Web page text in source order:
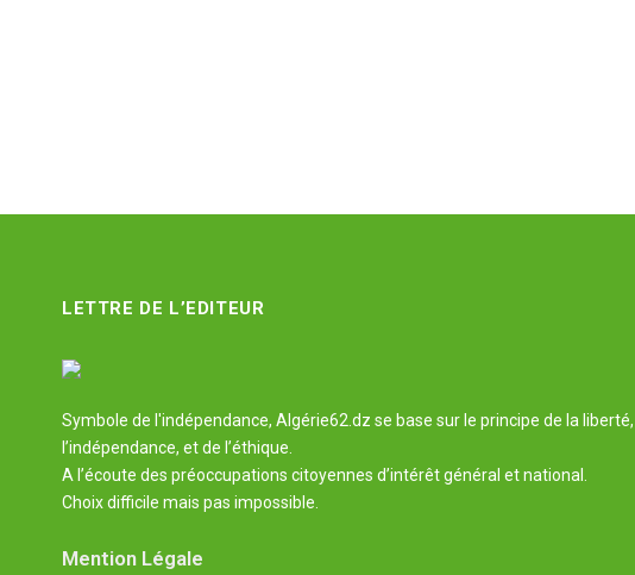
LETTRE DE L’EDITEUR
Symbole de l'indépendance, Algérie62.dz se base sur le principe de la liberté,
l’indépendance, et de l’éthique.
A l’écoute des préoccupations citoyennes d’intérêt général et national.
Choix difficile mais pas impossible.
Mention Légale